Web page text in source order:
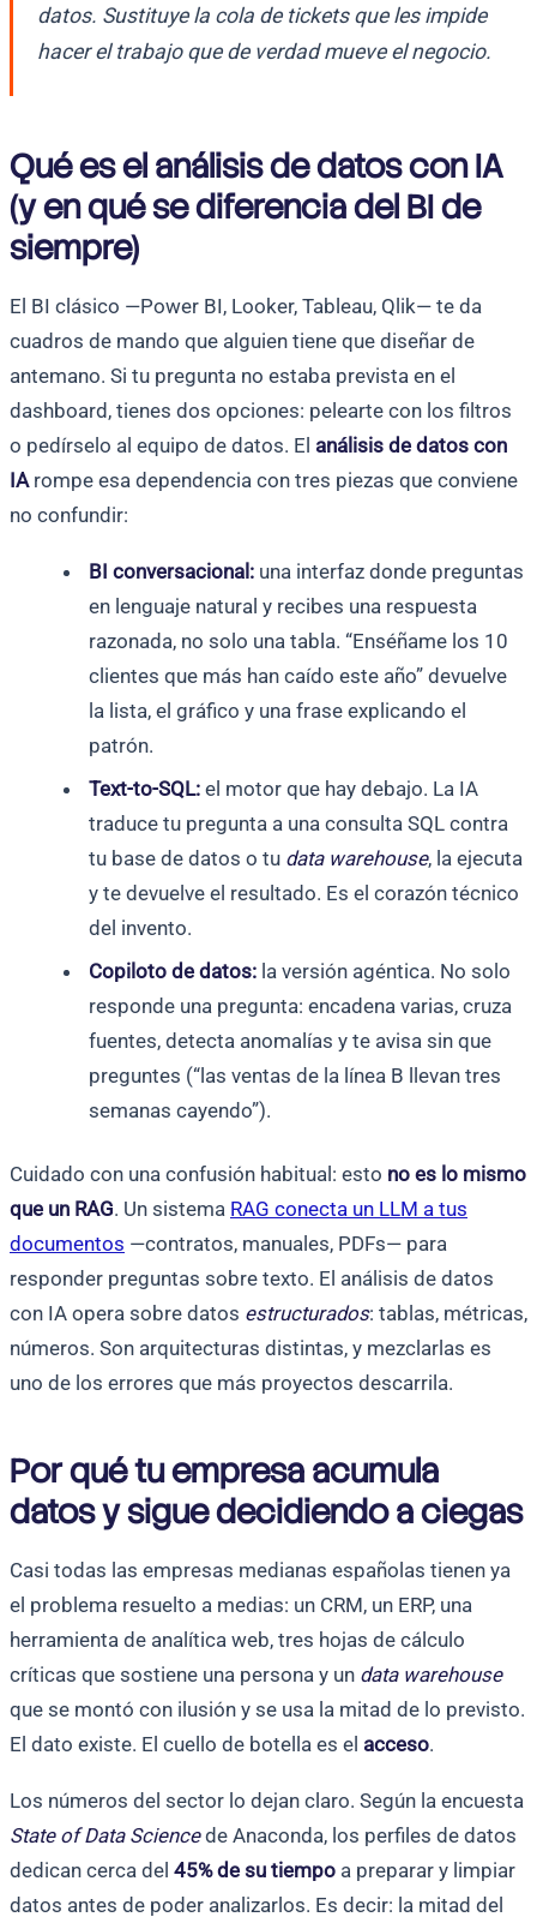
datos. Sustituye la cola de tickets que les impide
hacer el trabajo que de verdad mueve el negocio.
Qué es el análisis de datos con IA
(y en qué se diferencia del BI de
siempre)
El BI clásico —Power BI, Looker, Tableau, Qlik— te da
cuadros de mando que alguien tiene que diseñar de
antemano. Si tu pregunta no estaba prevista en el
dashboard, tienes dos opciones: pelearte con los filtros
o pedírselo al equipo de datos. El análisis de datos con
IArompe esa dependencia con tres piezas que conviene
no confundir:
BI conversacional: una interfaz donde preguntas
en lenguaje natural y recibes una respuesta
razonada, no solo una tabla. “Enséñame los 10
clientes que más han caído este año” devuelve
la lista, el gráfico y una frase explicando el
patrón.
Text-to-SQL: el motor que hay debajo. La IA
traduce tu pregunta a una consulta SQL contra
tu base de datos o tu data warehouse, la ejecuta
y te devuelve el resultado. Es el corazón técnico
del invento.
Copiloto de datos: la versión agéntica. No solo
responde una pregunta: encadena varias, cruza
fuentes, detecta anomalías y te avisa sin que
preguntes (“las ventas de la línea B llevan tres
semanas cayendo”).
Cuidado con una confusión habitual: esto no es lo mismo
que un RAG. Un sistema RAG conecta un LLM a tus
documentos —contratos, manuales, PDFs— para
responder preguntas sobre texto. El análisis de datos
con IA opera sobre datos estructurados: tablas, métricas,
números. Son arquitecturas distintas, y mezclarlas es
uno de los errores que más proyectos descarrila.
Por qué tu empresa acumula
datos y sigue decidiendo a ciegas
Casi todas las empresas medianas españolas tienen ya
el problema resuelto a medias: un CRM, un ERP, una
herramienta de analítica web, tres hojas de cálculo
críticas que sostiene una persona y un data warehouse
que se montó con ilusión y se usa la mitad de lo previsto.
El dato existe. El cuello de botella es el acceso.
Los números del sector lo dejan claro. Según la encuesta
State of Data Sciencede Anaconda, los perfiles de datos
dedican cerca del 45% de su tiempo a preparar y limpiar
datos antes de poder analizarlos. Es decir: la mitad del